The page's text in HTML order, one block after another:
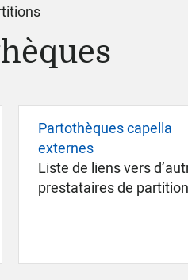
Partothèques capella
externes
Liste de liens vers
prestataires de